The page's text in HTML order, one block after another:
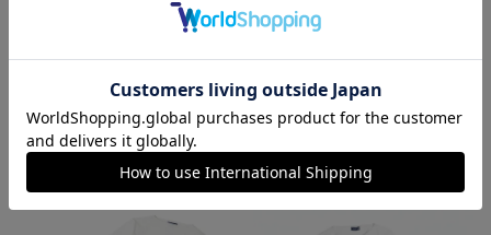
レバント モダン 半袖 クルーネッ
定価 10,450 のところ
半袖 ウエッソン | OUESSANT S/
S 03JC1325/1 Tシャツ ヘビーオン
13,200
13,200 税込
在庫切れ